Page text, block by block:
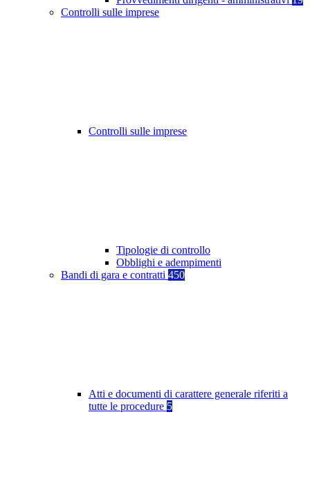
Controlli sulle imprese
Controlli sulle imprese
Tipologie di controllo
Obblighi e adempimenti
Bandi di gara e contratti 450
Atti e documenti di carattere generale riferiti a
tutte le procedure 5